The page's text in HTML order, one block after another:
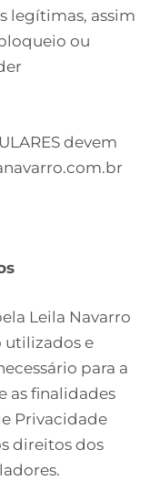
legítimas, assim
ou
devem
Leila Navarro
utilizados e
para a
as finalidades
Privacidade
direitos dos